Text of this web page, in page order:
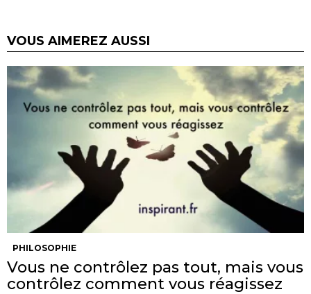
VOUS AIMEREZ AUSSI
PHILOSOPHIE
Vous ne contrôlez pas tout, mais vous
contrôlez comment vous réagissez